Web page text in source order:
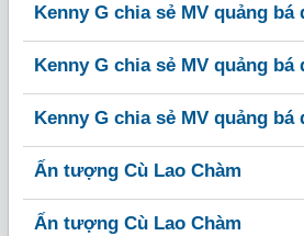
Kenny G chia sẻ MV quảng
Kenny G chia sẻ MV quảng
Kenny G chia sẻ MV quảng
Ấn tượng Cù Lao Chàm
Ấn tượng Cù Lao Chàm